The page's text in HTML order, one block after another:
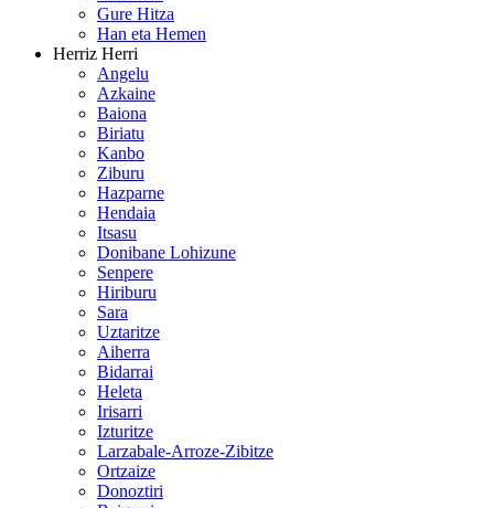
Gure Hitza
Han eta Hemen
Herriz Herri
Angelu
Azkaine
Baiona
Biriatu
Kanbo
Ziburu
Hazparne
Hendaia
Itsasu
Donibane Lohizune
Senpere
Hiriburu
Sara
Uztaritze
Aiherra
Bidarrai
Heleta
Irisarri
Izturitze
Larzabale-Arroze-Zibitze
Ortzaize
Donoztiri